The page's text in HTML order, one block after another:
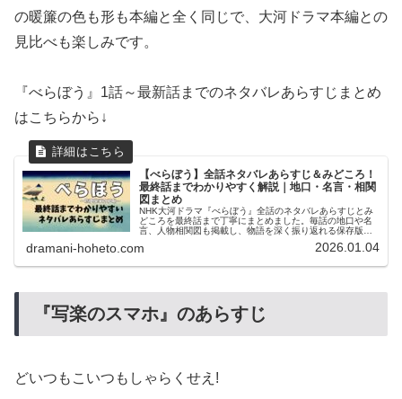
の暖簾の色も形も本編と全く同じで、大河ドラマ本編との
見比べも楽しみです。
『べらぼう』1話～最新話までのネタバレあらすじまとめ
はこちらから↓
【べらぼう】全話ネタバレあらすじ＆みどころ！
最終話までわかりやすく解説｜地口・名言・相関
図まとめ
NHK大河ドラマ『べらぼう』全話のネタバレあらすじとみ
どころを最終話まで丁寧にまとめました。毎話の地口や名
言、人物相関図も掲載し、物語を深く振り返れる保存版ガ
dramani-hoheto.com 2026.01.04
『写楽のスマホ』のあらすじ
どいつもこいつもしゃらくせえ!